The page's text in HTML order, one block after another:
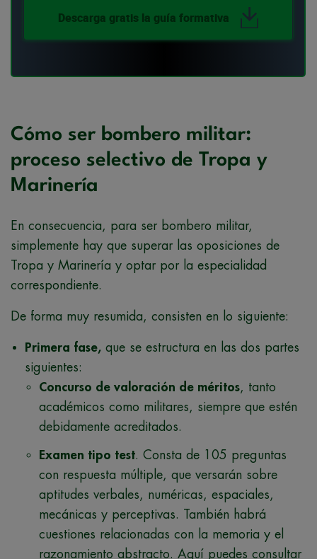
Descarga gratis la guía formativa
Cómo ser bombero militar:
proceso selectivo de Tropa y
Marinería
En consecuencia, para ser bombero militar,
simplemente hay que superar las oposiciones de
Tropa y Marinería y optar por la especialidad
correspondiente.
De forma muy resumida, consisten en lo siguiente:
Primera fase, que se estructura en las dos partes
siguientes:
Concurso de valoración de méritos, tanto
académicos como militares, siempre que estén
debidamente acreditados.
Examen tipo test. Consta de 105 preguntas
con respuesta múltiple, que versarán sobre
aptitudes verbales, numéricas, espaciales,
mecánicas y perceptivas. También habrá
cuestiones relacionadas con la memoria y el
razonamiento abstracto. Aquí puedes consultar